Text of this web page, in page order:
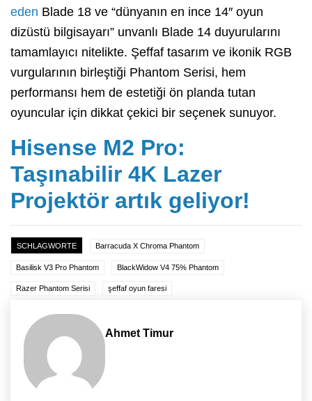
eden Blade 18 ve “dünyanın en ince 14″ oyun
dizüstü bilgisayarı” unvanlı Blade 14 duyurularını
tamamlayıcı nitelikte. Şeffaf tasarım ve ikonik RGB
vurgularının birleştiği Phantom Serisi, hem
performansı hem de estetiği ön planda tutan
oyuncular için dikkat çekici bir seçenek sunuyor.
Hisense M2 Pro:
Taşınabilir 4K Lazer
Projektör artık geliyor!
SCHLAGWORTE Barracuda X Chroma Phantom
Basilisk V3 Pro Phantom BlackWidow V4 75% Phantom
Razer Phantom Serisi şeffaf oyun faresi
Ahmet Timur